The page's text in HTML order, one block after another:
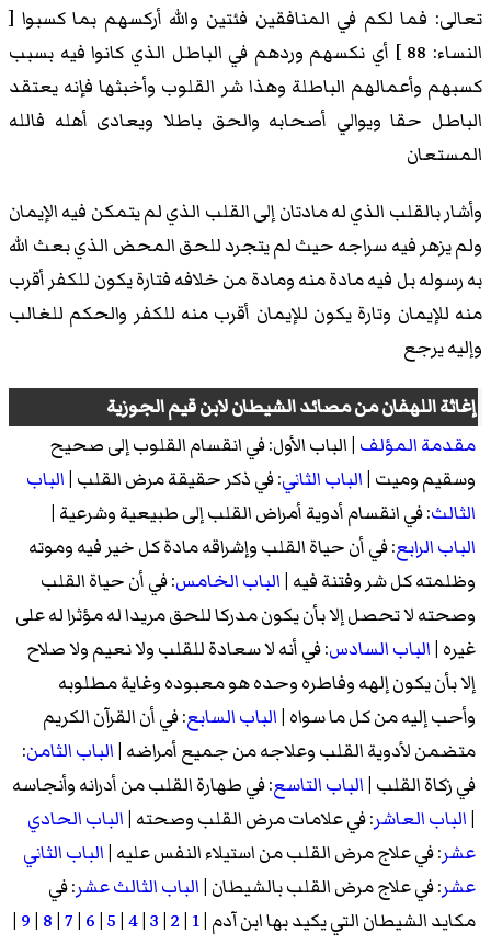
تعالى: فما لكم في المنافقين فئتين والله أركسهم بما كسبوا [
النساء: 88 ] أي نكسهم وردهم في الباطل الذي كانوا فيه بسبب
كسبهم وأعمالهم الباطلة وهذا شر القلوب وأخبثها فإنه يعتقد
الباطل حقا ويوالي أصحابه والحق باطلا ويعادى أهله فالله
المستعان
وأشار بالقلب الذي له مادتان إلى القلب الذي لم يتمكن فيه الإيمان
ولم يزهر فيه سراجه حيث لم يتجرد للحق المحض الذي بعث الله
به رسوله بل فيه مادة منه ومادة من خلافه فتارة يكون للكفر أقرب
منه للإيمان وتارة يكون للإيمان أقرب منه للكفر والحكم للغالب
وإليه يرجع
إغاثة اللهفانمن مصائد الشيطانلابن قيم الجوزية
مقدمة المؤلف |الباب الأول: في انقسام القلوب إلى صحيح
وسقيم وميت |الباب الثاني: في ذكر حقيقة مرض القلب |الباب
الثالث: في انقسام أدوية أمراض القلب إلى طبيعية وشرعية |
الباب الرابع: في أن حياة القلب وإشراقه مادة كل خير فيه وموته
وظلمته كل شر وفتنة فيه |الباب الخامس: في أن حياة القلب
وصحته لا تحصل إلا بأن يكون مدركا للحق مريدا له مؤثرا له على
غيره |الباب السادس: في أنه لا سعادة للقلب ولا نعيم ولا صلاح
إلا بأن يكون إلهه وفاطره وحده هو معبوده وغاية مطلوبه
وأحب إليه من كل ما سواه |الباب السابع: في أن القرآن الكريم
متضمن لأدوية القلب وعلاجه من جميع أمراضه |الباب الثامن:
في زكاة القلب |الباب التاسع: في طهارة القلب من أدرانه وأنجاسه
|الباب العاشر: في علامات مرض القلب وصحته |الباب الحادي
عشر: في علاج مرض القلب من استيلاء النفس عليه |الباب الثاني
عشر: في علاج مرض القلب بالشيطان |الباب الثالث عشر: في
مكايد الشيطان التي يكيد بها ابن آدم |1
|
2
|
3
|
4
|
5
|
6
|
7
|
8
|
9
|